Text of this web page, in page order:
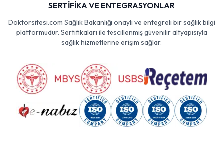
SERTİFİKA VE ENTEGRASYONLAR
Doktorsitesi.com Sağlık Bakanlığı onaylı ve entegreli bir sağlık bilgi
platformudur. Sertifikaları ile tescillenmiş güvenilir altyapısıyla
sağlık hizmetlerine erişim sağlar.